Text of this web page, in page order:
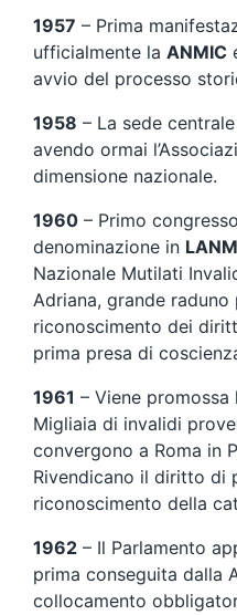
1957 – Prima
ufficialmente la ANMIC
avvio del processo
1958 – La sede
avendo ormai
dimensione nazionale.
1960 – Primo
denominazione in
Nazionale Mutilati
Adriana, grande
riconoscimento dei
prima presa di
1961 – Viene promossa
Migliaia di invalidi
convergono a Roma in
Rivendicano il diritto di
riconoscimento della
1962 – Il Parlamento
prima conseguita dalla
collocamento